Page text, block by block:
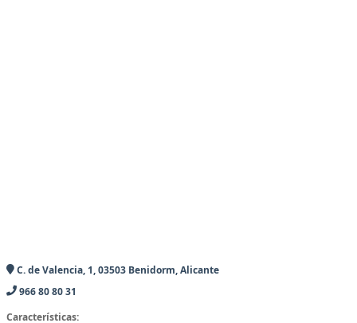
C. de Valencia, 1, 03503 Benidorm, Alicante
966 80 80 31
Características: